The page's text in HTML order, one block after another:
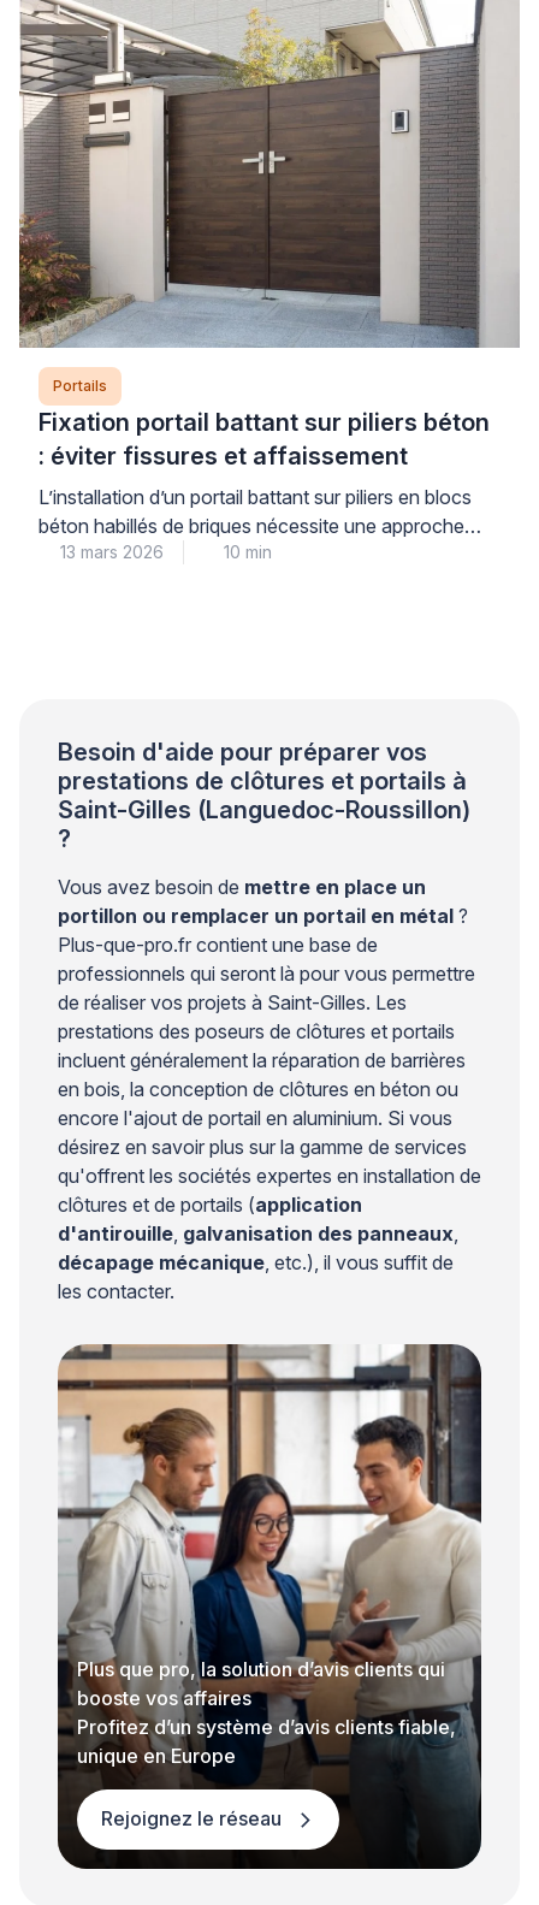
aggravants principaux, particulièrement sur des
gonds fatigués ou des poteaux mal scellés. […]
Portails
Fixation portail battant sur piliers béton
: éviter fissures et affaissement
L’installation d’un portail battant sur piliers en blocs
béton habillés de briques nécessite une approche
technique rigoureuse. Les contraintes mécaniques
13 mars 2026 10 min
Besoin d'aide pour préparer vos
prestations de clôtures et portails à
Saint-Gilles (Languedoc-Roussillon)
?
Vous avez besoin de mettre en place un
portillon ou remplacer un portail en métal ?
Plus-que-pro.fr contient une base de
professionnels qui seront là pour vous permettre
de réaliser vos projets à Saint-Gilles. Les
prestations des poseurs de clôtures et portails
incluent généralement la réparation de barrières
en bois, la conception de clôtures en béton ou
encore l'ajout de portail en aluminium. Si vous
désirez en savoir plus sur la gamme de services
qu'offrent les sociétés expertes en installation de
clôtures et de portails (application
d'antirouille, galvanisation des panneaux,
décapage mécanique, etc.), il vous suffit de
les contacter.
Plus que pro, la solution d’avis clients qui
booste vos affaires
Profitez d’un système d’avis clients fiable,
unique en Europe
Rejoignez le réseau